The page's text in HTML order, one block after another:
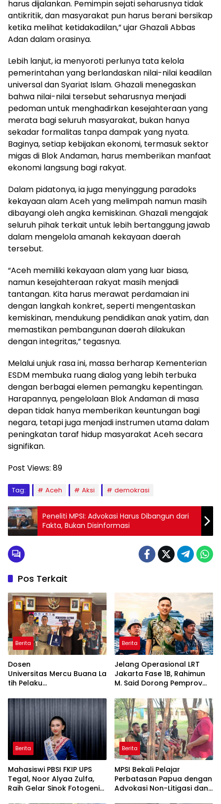
harus dijalankan. Pemimpin sejati seharusnya tidak
antikritik, dan masyarakat pun harus berani bersikap
ketika melihat ketidakadilan,” ujar Ghazali Abbas
Adan dalam orasinya.
Lebih lanjut, ia menyoroti perlunya tata kelola
pemerintahan yang berlandaskan nilai-nilai keadilan
universal dan Syariat Islam. Ghazali menegaskan
bahwa nilai-nilai tersebut seharusnya menjadi
pedoman untuk menghadirkan kesejahteraan yang
merata bagi seluruh masyarakat, bukan hanya
sekadar formalitas tanpa dampak yang nyata.
Baginya, setiap kebijakan ekonomi, termasuk sektor
migas di Blok Andaman, harus memberikan manfaat
ekonomi langsung bagi rakyat.
Dalam pidatonya, ia juga menyinggung paradoks
kekayaan alam Aceh yang melimpah namun masih
dibayangi oleh angka kemiskinan. Ghazali mengajak
seluruh pihak terkait untuk lebih bertanggung jawab
dalam mengelola amanah kekayaan daerah
tersebut.
“Aceh memiliki kekayaan alam yang luar biasa,
namun kesejahteraan rakyat masih menjadi
tantangan. Kita harus merawat perdamaian ini
dengan langkah konkret, seperti mengentaskan
kemiskinan, mendukung pendidikan anak yatim, dan
memastikan pembangunan daerah dilakukan
dengan integritas,” tegasnya.
Melalui unjuk rasa ini, massa berharap Kementerian
ESDM membuka ruang dialog yang lebih terbuka
dengan berbagai elemen pemangku kepentingan.
Harapannya, pengelolaan Blok Andaman di masa
depan tidak hanya memberikan keuntungan bagi
negara, tetapi juga menjadi instrumen utama dalam
peningkatan taraf hidup masyarakat Aceh secara
signifikan.
Post Views: 89
Tag: Aceh Aksi demokrasi
Peneliti MPSI: Advokasi Harus Dibangun dari
Fakta, Bukan Disinformasi
Pos Terkait
Berita
Dosen
Universitas Mercu Buana La
tih Pelaku
Lewat Kemasan
Berita
Jelang Operasional LRT
Jakarta Fase 1B, Rahimun
M. Said Dorong Pemprov
Economic Corridor
Initiative
Berita
Mahasiswi PBSI FKIP UPS
Tegal, Noor Alyaa Zulfa,
Raih Gelar Sinok Fotogenik
Berita
MPSI Bekali Pelajar
Perbatasan Papua dengan
Advokasi Non-Litigasi dan